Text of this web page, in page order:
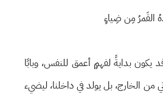
القَمرُ مِن ضِياءٍ
يكون بدايةً لفهمٍ أعمق للنفس، وبابًا
الخارج، بل يولد في داخلنا، ليضيء